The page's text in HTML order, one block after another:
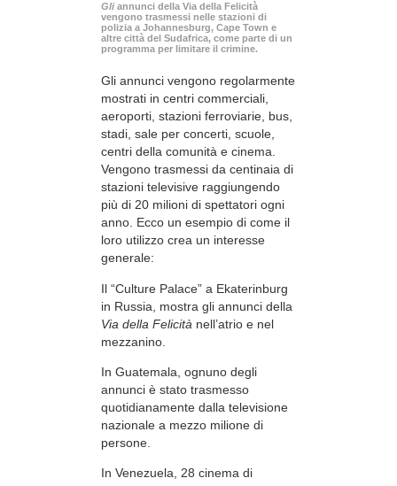
Gli annunci della Via della Felicità
vengono trasmessi nelle stazioni di
polizia a Johannesburg, Cape Town e
altre città del Sudafrica, come parte di un
programma per limitare il crimine.
Gli annunci vengono regolarmente
mostrati in centri commerciali,
aeroporti, stazioni ferroviarie, bus,
stadi, sale per concerti, scuole,
centri della comunità e cinema.
Vengono trasmessi da centinaia di
stazioni televisive raggiungendo
più di 20 milioni di spettatori ogni
anno. Ecco un esempio di come il
loro utilizzo crea un interesse
generale:
Il “Culture Palace” a Ekaterinburg
in Russia, mostra gli annunci della
Via della Felicità nell’atrio e nel
mezzanino.
In Guatemala, ognuno degli
annunci è stato trasmesso
quotidianamente dalla televisione
nazionale a mezzo milione di
persone.
In Venezuela, 28 cinema di